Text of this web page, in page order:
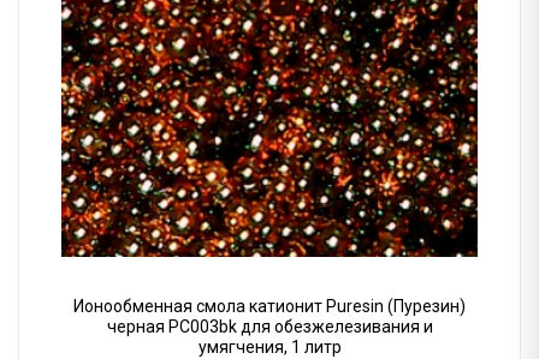
Ионообменная смола катионит Puresin (Пурезин)
черная PC003bk для обезжелезивания и
умягчения, 1 литр